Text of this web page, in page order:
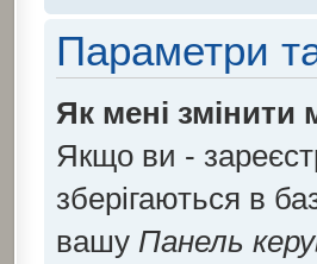
Параметри
Як мені змінити
Якщо ви -
зберігаються в
вашу Панель